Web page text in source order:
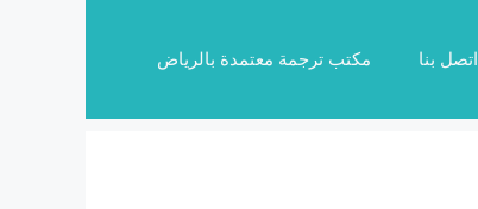
اتصل بنا مكتب ترجمة معتمدة بالرياض